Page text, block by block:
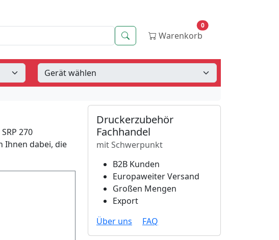
Suche Warenkorb
0
270
Ihnen dabei, die
Druckerzubehör
Fachhandel
mit Schwerpunkt
B2B Kunden
Europaweiter Versand
Großen Mengen
Export
Über uns
FAQ